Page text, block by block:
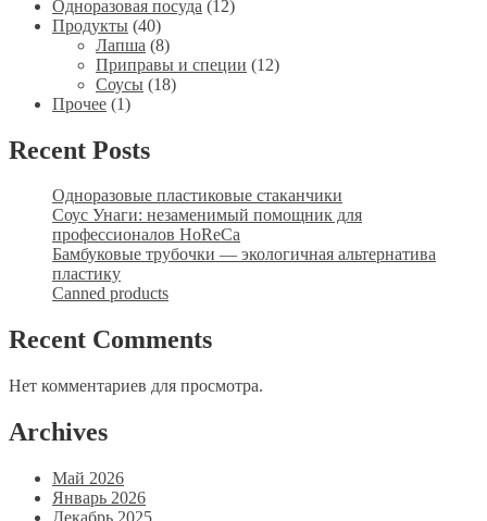
товаров
Одноразовая посуда 1212
Продукты 4040
товаров
Лапша 88
товаров
Приправы и специи 1212
Соусы 1818
Прочее 11
Recent Posts
Одноразовые пластиковые стаканчики
Соус Унаги: незаменимый помощник для
профессионалов HoReCa
Бамбуковые трубочки — экологичная альтернатива
пластику
Canned products
Recent Comments
Нет комментариев для просмотра.
Archives
Май 2026
Январь 2026
Декабрь 2025